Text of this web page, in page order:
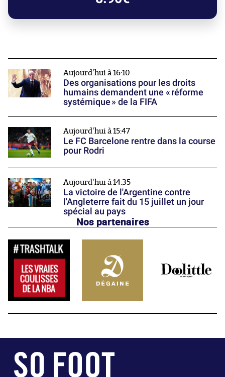
Aujourd'hui à 16:10
Des organisations pour les droits
humains demandent une « réforme
systémique » de la FIFA
Aujourd'hui à 15:47
Le FC Barcelone rentre dans la course
pour Rodri
Aujourd'hui à 14:35
La victoire de l'Argentine contre
l'Angleterre fait du 15 juillet un jour
spécial au pays
Nos partenaires